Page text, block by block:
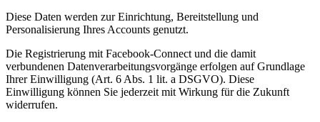
Diese Daten werden zur Einrichtung, Bereitstellung und
Personalisierung Ihres Accounts genutzt.
Die Registrierung mit Facebook-Connect und die damit
verbundenen Datenverarbeitungsvorgänge erfolgen auf Grundlage
Ihrer Einwilligung (Art. 6 Abs. 1 lit. a DSGVO). Diese
Einwilligung können Sie jederzeit mit Wirkung für die Zukunft
widerrufen.